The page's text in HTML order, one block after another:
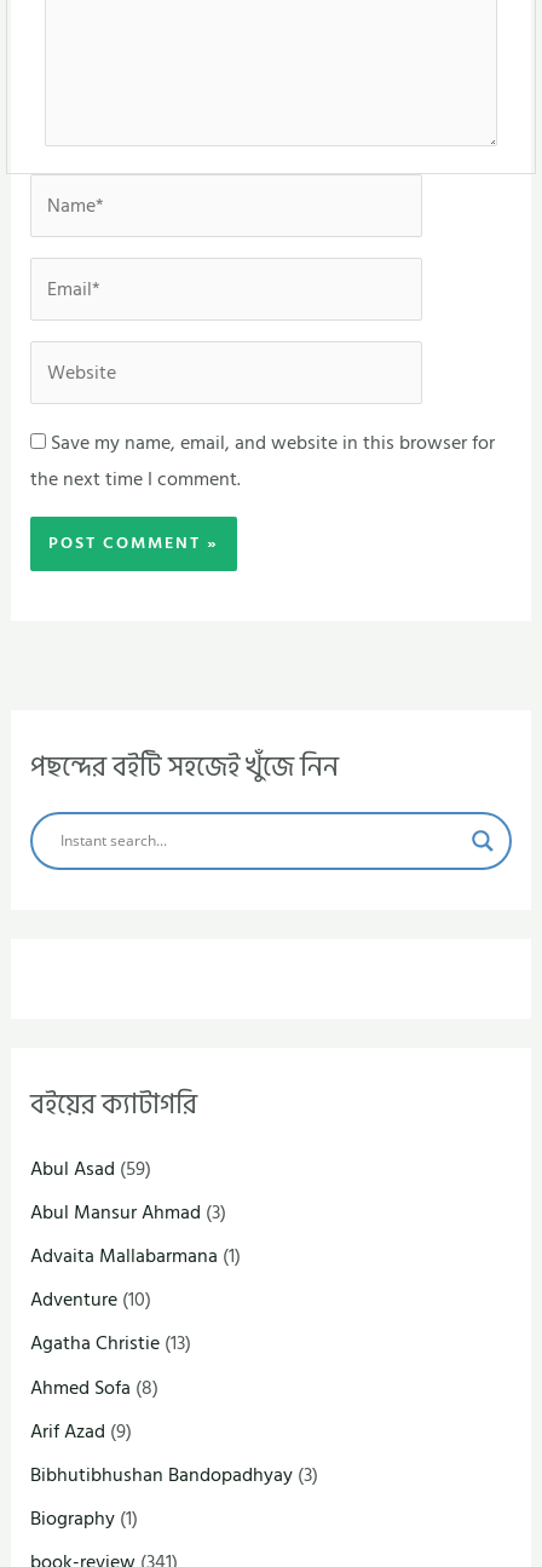
Name*
Email*
Website
Save my name, email, and website in this browser for
the next time I comment.
পছন্দের বইটি সহজেই খুঁজে নিন
বইয়ের ক্যাটাগরি
Abul Asad (59)
Abul Mansur Ahmad (3)
Advaita Mallabarmana (1)
Adventure(10)
Agatha Christie(13)
Ahmed Sofa (8)
Arif Azad (9)
Bibhutibhushan Bandopadhyay(3)
Biography(1)